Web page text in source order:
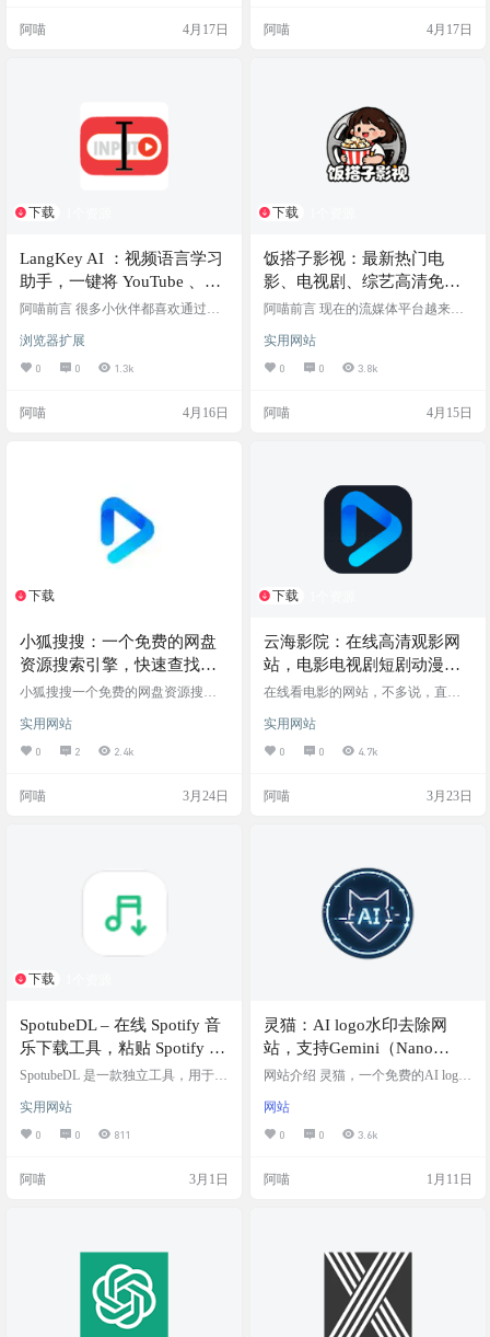
直观地帮用户找到公开分享的资
入关键词，系统便会从其庞大的
阿喵 4月17日
番网站吧，往往又充斥着满屏的弹
在二次元圈子里的宝藏追番小站
——Peko.love。它主打一个…
阿喵 4月17日
下载
LangKey AI ：视频语言学习
助手，一键将 YouTube 、B
站变成你的专属“外语私教”
阿喵前言 很多小伙伴都喜欢通过看
来学习外语，毕竟语境真实、内容
有趣。但现实往往是：遇到生词切
出去查字典，不仅打断沉浸感，而
只能反复拖拽进度条；最后往往变
款基于浏览器的学习外挂——LangK
浏览器扩展
0 0 1.3k
阿喵 4月16日
下载
饭搭子影视：最新热门电
影、电视剧、综艺高清免费
在线观看，无需注册
阿喵前言 现在的流媒体平台越来越
的大片，往往需要在好几个视频 App
之间来回横跳，还得分别开通价格
不菲的 VIP 会员。对于咱们这些只
说，这笔开销和折腾实在有些不划
全免费，没有任何繁琐的注册和充
值套路。只要打开浏览器，全网的
热门影视内容都能高清流…
实用网站
0 0 3.8k
阿喵 4月15日
下载
小狐搜搜：一个免费的网盘
资源搜索引擎，快速查找影
视、剧集、综艺等网盘资源
小狐搜搜一个免费的网盘资源搜索
综艺等网盘资源的用户，解决用户
难以找到优质网盘资源的痛点，提
便捷的网盘资源检索渠道。 网站截
实用网站
0 2 2.4k
阿喵 3月24日
下载
云海影院：在线高清观影网
站，电影电视剧短剧动漫综
艺全都有，更有周番剧表和
在线看电影的网站，不多说，直接
实用网站
0 0 4.7k
阿喵 3月23日
下载
SpotubeDL – 在线 Spotify 音
乐下载工具，粘贴 Spotify 歌
曲链接，然后网站会自动在
配的版本并提供下载
SpotubeDL 是一款独立工具，用于在
目匹配的内容。用户有责任确保自
己拥有下载该内容的权限。 Spotube
我们并解锁高级功能，例如去除水
用 如何从Spo…
实用网站
0 0 811
阿喵 3月1日
灵猫：AI logo水印去除网
站，支持Gemini（Nano
Banana）、豆包、可灵、即
网站介绍 灵猫，一个免费的AI logo
中”AI生成“三个字的水印。支持的平
台包括：Gemini（Nano Banana）、
于白色背景高对比度和水印颜色区
NG、JPEG、WEBP等格式的图片，
目前没有图片大小限制…
网站
0 0 3.6k
阿喵 1月11日